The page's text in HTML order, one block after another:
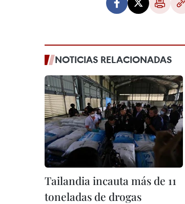
NOTICIAS RELACIONADAS
Tailandia incauta más de 11
toneladas de drogas